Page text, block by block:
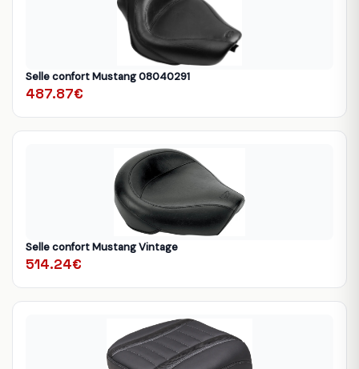
Selle confort Mustang 08040291
487.87€
Selle confort Mustang Vintage
514.24€